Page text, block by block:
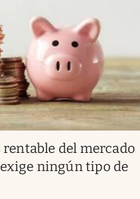
del mercado
exige ningún tipo de